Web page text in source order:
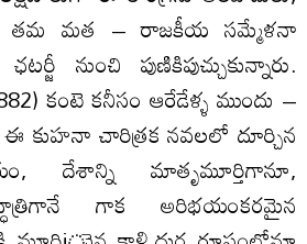
తమ మత – రాజకీయ సమ్మేళనా
నుంచి పుణికిపుచ్చుకున్నారు.
కంటె కనీసం ఆరేడేళ్ళ ముందు –
కుహనా చారిత్రక నవలలో దూర్చిన
దేశాన్ని మాతృమూర్తిగానూ,
గాక అరిభయంకరమైన